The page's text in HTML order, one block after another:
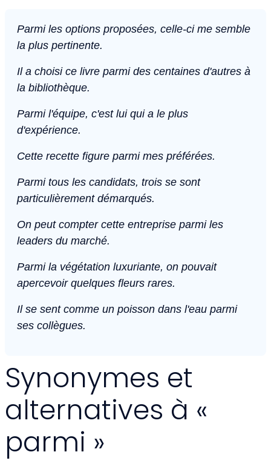
Parmi les options proposées, celle-ci me semble
la plus pertinente.
Il a choisi ce livre parmi des centaines d'autres à
la bibliothèque.
Parmi l'équipe, c'est lui qui a le plus
d'expérience.
Cette recette figure parmi mes préférées.
Parmi tous les candidats, trois se sont
particulièrement démarqués.
On peut compter cette entreprise parmi les
leaders du marché.
Parmi la végétation luxuriante, on pouvait
apercevoir quelques fleurs rares.
Il se sent comme un poisson dans l'eau parmi
ses collègues.
Synonymes et
alternatives à «
parmi »